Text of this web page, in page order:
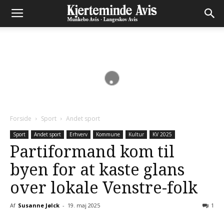
Forside Sport Andet sport
Sport Andet sport Erhverv Kommune Kultur KV 2025
Partiformand kom til
byen for at kaste glans
over lokale Venstre-folk
Af Susanne Jølck - 19. maj 2025 1